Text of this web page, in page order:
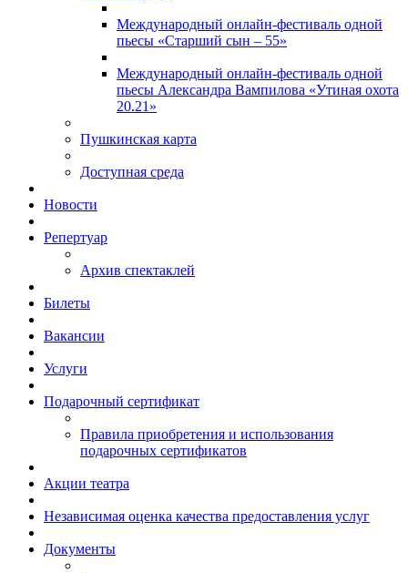
Международный онлайн-фестиваль одной
пьесы «Старший сын – 55»
Международный онлайн-фестиваль одной
пьесы Александра Вампилова «Утиная охота
20.21»
Пушкинская карта
Доступная среда
Новости
Репертуар
Архив спектаклей
Билеты
Вакансии
Услуги
Подарочный сертификат
Правила приобретения и использования
подарочных сертификатов
Акции театра
Независимая оценка качества предоставления услуг
Документы